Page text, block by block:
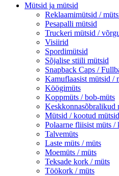
Mütsid ja mütsid
Reklaamimütsid /
Pesapalli mütsid
Truckeri mütsid /
Visiirid
Spordimütsid
Sõjalise stiili mütsid
Snapback Caps /
Kamuflaasist mütsid /
Köögimüts
Koppmüts / bob-müts
Keskkonnasõbralikud
Mütsid / kootud mütsid
Polaarne fliisist müts /
Talvemüts
Laste müts / müts
Moemüts / müts
Teksade kork / müts
Töökork / müts